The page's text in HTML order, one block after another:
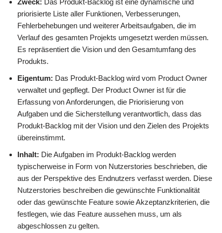
priorisierte Liste aller Funktionen, Verbesserungen,
Fehlerbehebungen und weiterer Arbeitsaufgaben, die im
Verlauf des gesamten Projekts umgesetzt werden müssen.
Es repräsentiert die Vision und den Gesamtumfang des
Produkts.
Eigentum: Das Produkt-Backlog wird vom Product Owner
verwaltet und gepflegt. Der Product Owner ist für die
Erfassung von Anforderungen, die Priorisierung von
Aufgaben und die Sicherstellung verantwortlich, dass das
Produkt-Backlog mit der Vision und den Zielen des Projekts
übereinstimmt.
Inhalt: Die Aufgaben im Produkt-Backlog werden
typischerweise in Form von Nutzerstories beschrieben, die
aus der Perspektive des Endnutzers verfasst werden. Diese
Nutzerstories beschreiben die gewünschte Funktionalität
oder das gewünschte Feature sowie Akzeptanzkriterien, die
festlegen, wie das Feature aussehen muss, um als
abgeschlossen zu gelten.